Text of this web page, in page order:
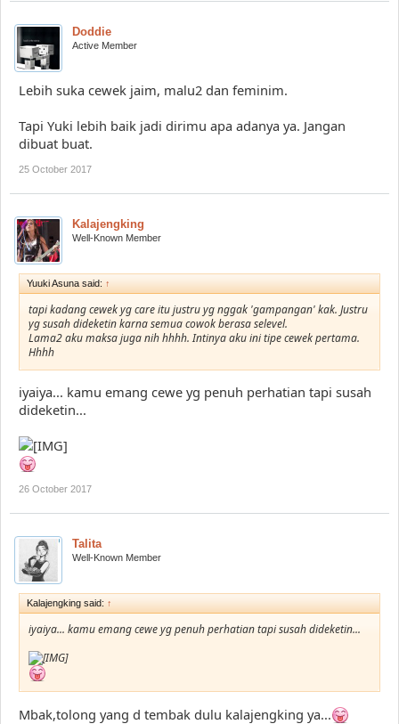
Doddie
Active Member
Lebih suka cewek jaim, malu2 dan feminim.
Tapi Yuki lebih baik jadi dirimu apa adanya ya. Jangan
dibuat buat.
25 October 2017
Kalajengking
Well-Known Member
Yuuki Asuna said: ↑
tapi kadang cewek yg care itu justru yg nggak 'gampangan' kak. Justru
yg susah dideketin karna semua cowok berasa selevel.
Lama2 aku maksa juga nih hhhh. Intinya aku ini tipe cewek pertama.
Hhhh
iyaiya... kamu emang cewe yg penuh perhatian tapi susah
dideketin...
26 October 2017
Talita
Well-Known Member
Kalajengking said: ↑
iyaiya... kamu emang cewe yg penuh perhatian tapi susah dideketin...
Mbak,tolong yang d tembak dulu kalajengking ya...